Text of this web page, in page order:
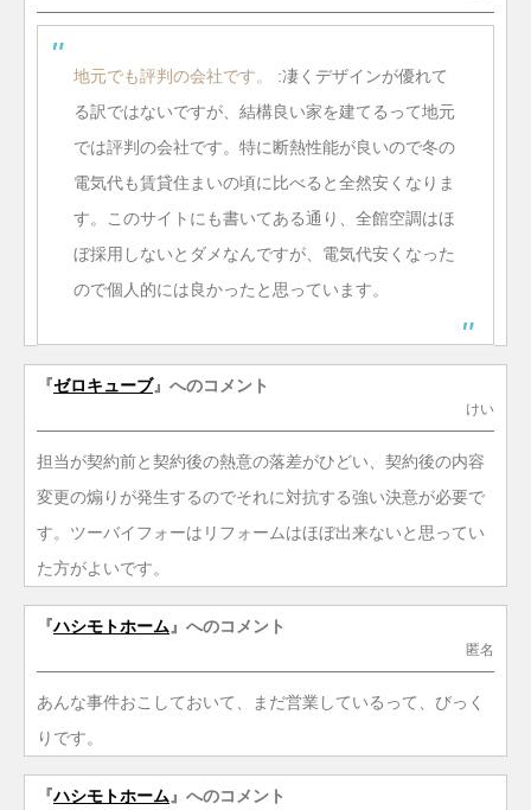
地元でも評判の会社です。 :凄くデザインが優れて
る訳ではないですが、結構良い家を建てるって地元
では評判の会社です。特に断熱性能が良いので冬の
電気代も賃貸住まいの頃に比べると全然安くなりま
す。このサイトにも書いてある通り、全館空調はほ
ぼ採用しないとダメなんですが、電気代安くなった
ので個人的には良かったと思っています。
『ゼロキューブ』へのコメント
けい
担当が契約前と契約後の熱意の落差がひどい、契約後の内容
変更の煽りが発生するのでそれに対抗する強い決意が必要で
す。ツーバイフォーはリフォームはほぼ出来ないと思ってい
た方がよいです。
『ハシモトホーム 』へのコメント
匿名
あんな事件おこしておいて、まだ営業しているって、びっく
りです。
『ハシモトホーム 』へのコメント